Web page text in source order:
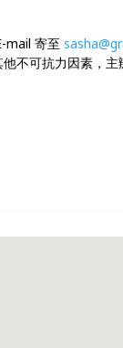
mail 寄至
不可抗力因素，